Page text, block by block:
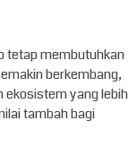
tetap membutuhkan
berkembang,
ekosistem yang lebih
tambah bagi